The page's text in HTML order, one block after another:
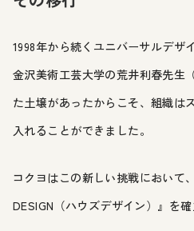
1998年から続くユニバーサルデザ
金沢美術工芸大学の荒井利春先生
た土壌があったからこそ、組織は
入れることができました。
コクヨはこの新しい挑戦において
DESIGN（ハウズデザイン）』を確